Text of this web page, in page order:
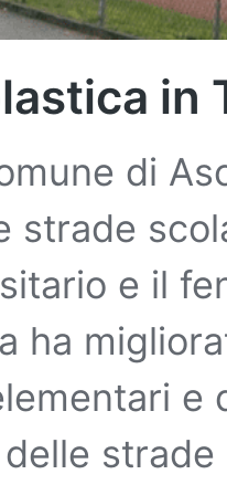
in
di
strade
e il
ha
e